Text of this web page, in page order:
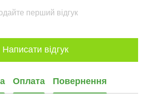
перший відгук
Написати відгук
Оплата Повернення